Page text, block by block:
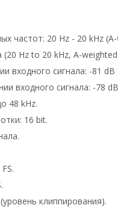
частот: 20 Hz - 20 kHz
Hz to 20 kHz, A-
входного сигнала: -81 dB
входного сигнала: -78
48 kHz.
16 bit.
клиппирования).